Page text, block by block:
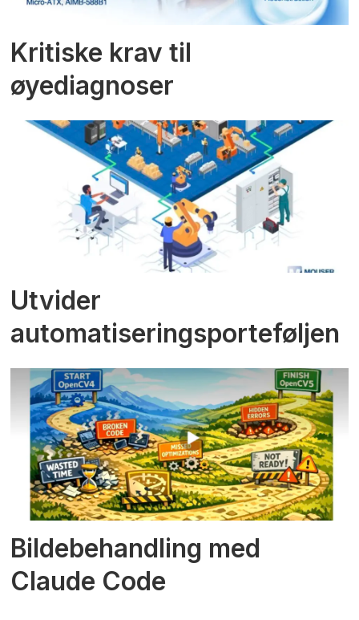
Kritiske krav til
øyediagnoser
Utvider
automatiseringsporteføljen
Bildebehandling med
Claude Code